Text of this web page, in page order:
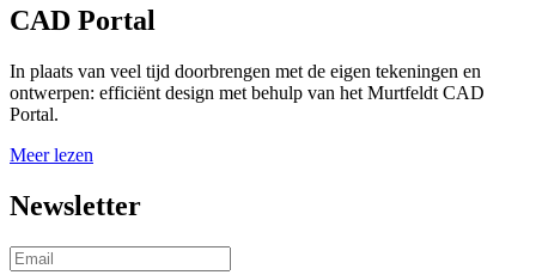
CAD Portal
In plaats van veel tijd doorbrengen met de eigen tekeningen en
ontwerpen: efficiënt design met behulp van het Murtfeldt CAD
Portal.
Meer lezen
Newsletter